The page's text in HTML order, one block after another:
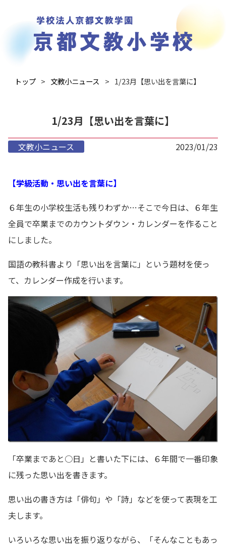
トップ 文教小ニュース 1/23月【思い出を言葉に】
1/23月【思い出を言葉に】
文教小ニュース 2023/01/23
【学級活動・思い出を言葉に】
６年生の小学校生活も残りわずか…そこで今日は、６年生
全員で卒業までのカウントダウン・カレンダーを作ること
にしました。
国語の教科書より「思い出を言葉に」という題材を使っ
て、カレンダー作成を行います。
「卒業まであと○日」と書いた下には、６年間で一番印象
に残った思い出を書きます。
思い出の書き方は「俳句」や「詩」などを使って表現を工
夫します。
いろいろな思い出を振り返りながら、「そんなこともあっ